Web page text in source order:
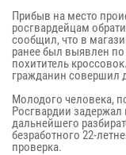
Прибыв на место
росгвардейцам
сообщил, что в
ранее был выявлен
похититель
гражданин совершил
Молодого человека,
Росгвардии
дальнейшего
безработного 22-
проверка.